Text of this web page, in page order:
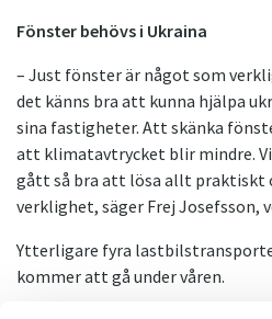
Fönster behövs i Ukraina
– Just fönster är något som
det känns bra att kunna hjälpa
sina fastigheter. Att skänka
att klimatavtrycket blir mindre.
gått så bra att lösa allt praktiskt
verklighet, säger Frej Josefsson,
Ytterligare fyra
kommer att gå under våren.